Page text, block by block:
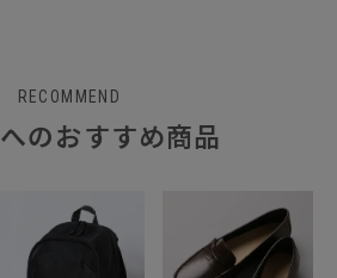
RECOMMEND
のおすすめ商品